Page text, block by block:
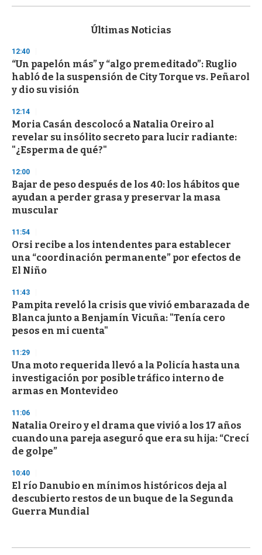
s
d
s
o
f
3
s
e
c
o
n
Últimas Noticias
12:40
“Un papelón más” y “algo premeditado”: Ruglio
habló de la suspensión de City Torque vs. Peñarol
y dio su visión
12:14
Moria Casán descolocó a Natalia Oreiro al
revelar su insólito secreto para lucir radiante:
"¿Esperma de qué?"
12:00
Bajar de peso después de los 40: los hábitos que
ayudan a perder grasa y preservar la masa
muscular
11:54
Orsi recibe a los intendentes para establecer
una “coordinación permanente” por efectos de
El Niño
11:43
Pampita reveló la crisis que vivió embarazada de
Blanca junto a Benjamín Vicuña: "Tenía cero
pesos en mi cuenta"
11:29
Una moto requerida llevó a la Policía hasta una
investigación por posible tráfico interno de
armas en Montevideo
11:06
Natalia Oreiro y el drama que vivió a los 17 años
cuando una pareja aseguró que era su hija: “Crecí
de golpe”
10:40
El río Danubio en mínimos históricos deja al
descubierto restos de un buque de la Segunda
Guerra Mundial